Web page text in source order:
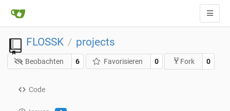
FLOSSK / projects
Beobachten 6 Favorisieren 0 Fork 0
Code